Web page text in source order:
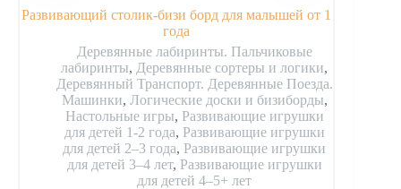
Развивающий столик-бизи борд для малышей от 1
года
Деревянные лабиринты. Пальчиковые
лабиринты, Деревянные сортеры и логики,
Деревянный Транспорт. Деревянные Поезда.
Машинки, Логические доски и бизиборды,
Настольные игры, Развивающие игрушки
для детей 1-2 года, Развивающие игрушки
для детей 2–3 года, Развивающие игрушки
для детей 3–4 лет, Развивающие игрушки
для детей 4–5+ лет